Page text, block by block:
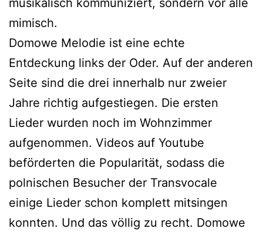
musikalisch kommuniziert, sondern vor alle
mimisch.
Domowe Melodie ist eine echte
Entdeckung links der Oder. Auf der anderen
Seite sind die drei innerhalb nur zweier
Jahre richtig aufgestiegen. Die ersten
Lieder wurden noch im Wohnzimmer
aufgenommen. Videos auf Youtube
beförderten die Popularität, sodass die
polnischen Besucher der Transvocale
einige Lieder schon komplett mitsingen
konnten. Und das völlig zu recht. Domowe